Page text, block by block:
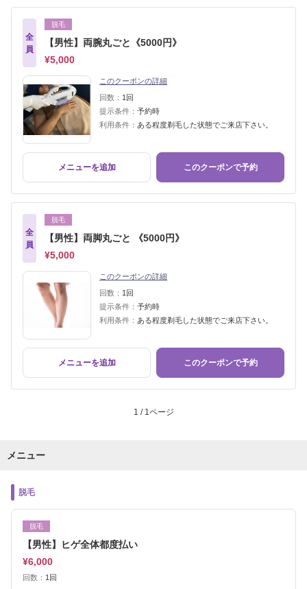
全
員
脱毛
【男性】両腕丸ごと《5000円》
¥5,000
このクーポンの詳細
回数： 1回
提示条件： 予約時
利用条件： ある程度剃毛した状態でご来店下さい。
メニューを追加 このクーポンで予約
全
員
脱毛
【男性】両脚丸ごと 《5000円》
¥5,000
このクーポンの詳細
回数： 1回
提示条件： 予約時
利用条件： ある程度剃毛した状態でご来店下さい。
メニューを追加 このクーポンで予約
1 / 1ページ
メニュー
脱毛
脱毛
【男性】ヒゲ全体都度払い
¥6,000
回数： 1回